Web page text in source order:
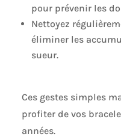
pour prévenir les
Nettoyez
éliminer les
sueur.
Ces gestes simples
profiter de vos
années.